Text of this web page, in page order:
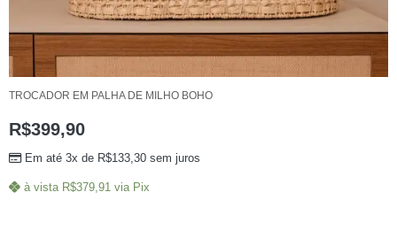
TROCADOR EM PALHA DE MILHO BOHO
R$399,90
Em até 3x de R$133,30 sem juros
à vista R$379,91 via Pix